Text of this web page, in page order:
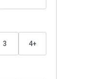
3 4+